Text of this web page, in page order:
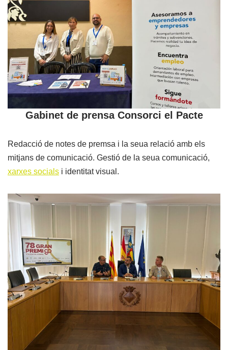
Gabinet de prensa Consorci el Pacte
Redacció de notes de premsa i la seua relació amb els
mitjans de comunicació. Gestió de la seua comunicació,
xarxes socials i identitat visual.